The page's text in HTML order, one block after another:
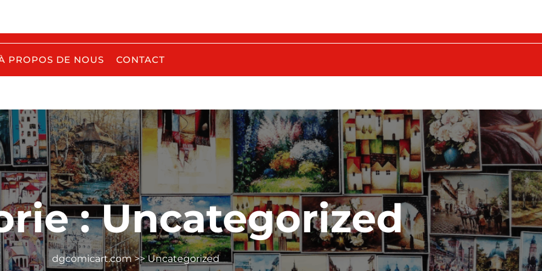
PROPOS DE NOUS CONTACT
:Uncategorized
dgcomicart.com>>Uncategorized